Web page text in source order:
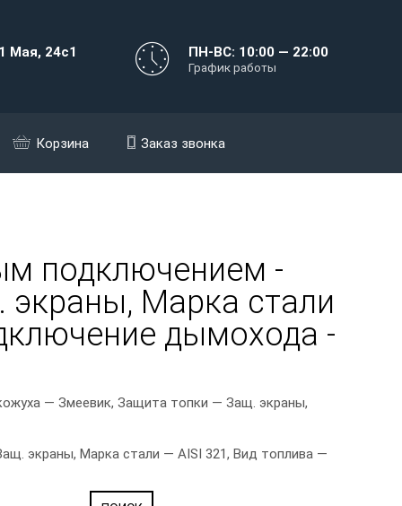
Мая, 24с1 ПН-ВС: 10:00 — 22:00
График работы
Корзина Заказ звонка
подключением -
Марка стали
дымохода -
— Змеевик, Защита топки — Защ. экраны,
экраны, Марка стали — AISI 321, Вид топлива —